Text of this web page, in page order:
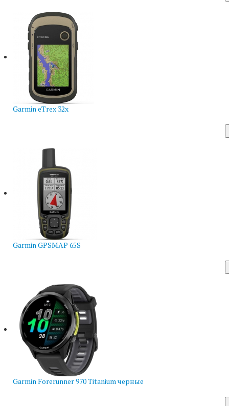
Garmin eTrex 32x
Garmin GPSMAP 65S
Garmin Forerunner 970 Titanium черные